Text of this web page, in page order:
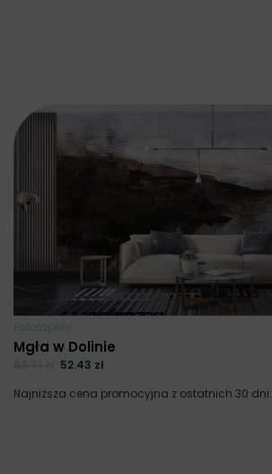
Fototapety
Mgła w Dolinie
52.43 zł
Najniższa cena promocyjna z ostatnich 30 dni: